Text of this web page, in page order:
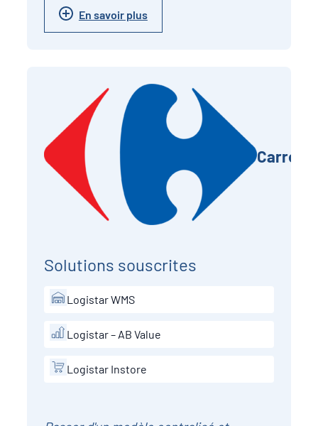
En savoir plus
Solutions souscrites
Logistar WMS
Logistar – AB Value
Logistar Instore